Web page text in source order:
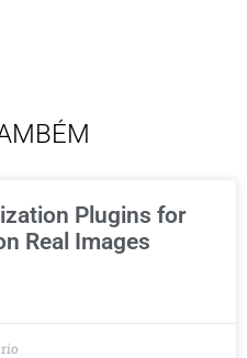
Plugins for
Real Images